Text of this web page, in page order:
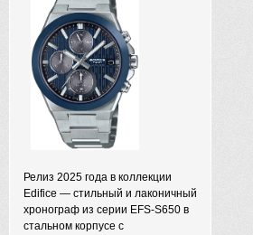
Релиз 2025 года в коллекции
Edifice — стильный и лаконичный
хронограф из серии EFS-S650 в
стальном корпусе с